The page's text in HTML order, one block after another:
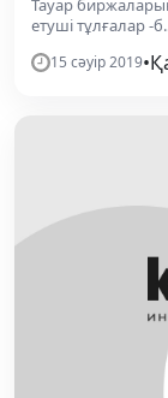
Тауар
етуші тұлғалар -
15 сәуір 2019•